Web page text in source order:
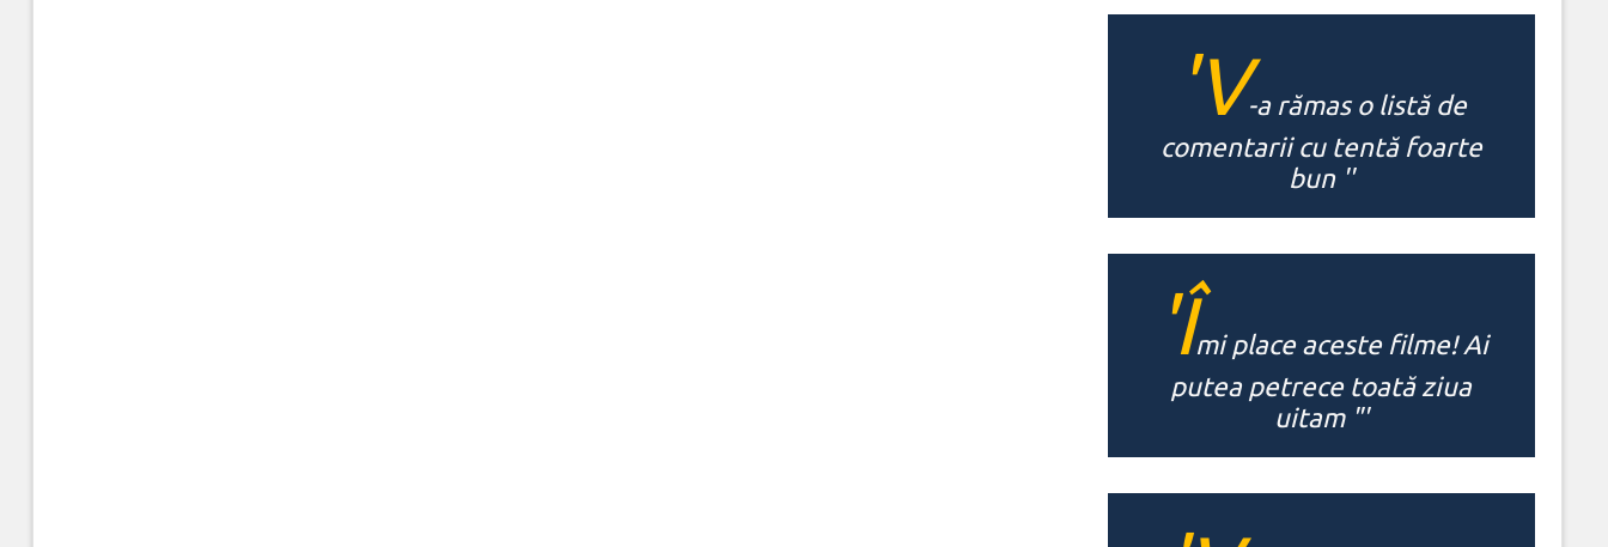
'V-a rămas o listă de
comentarii cu tentă foarte
bun ''
'Îmi place aceste filme! Ai
putea petrece toată ziua
uitam "'